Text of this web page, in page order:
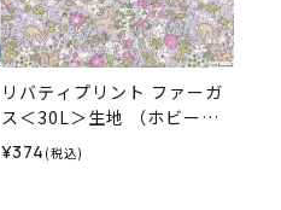
リバティプリント ファーガ
ス＜30L＞生地 （ホビーラ
ホビーレオリジナル）2026
¥374 (税込)